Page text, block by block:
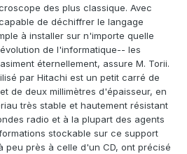
des plus classique. Avec
de déchiffrer le langage
à installer sur n'importe quelle
de l'informatique-- les
éternellement, assure M. Torii.
par Hitachi est un petit carré de
de deux millimètres d'épaisseur, en
très stable et hautement résistant
radio et à la plupart des agents
stockable sur ce support
peu près à celle d'un CD, ont précisé